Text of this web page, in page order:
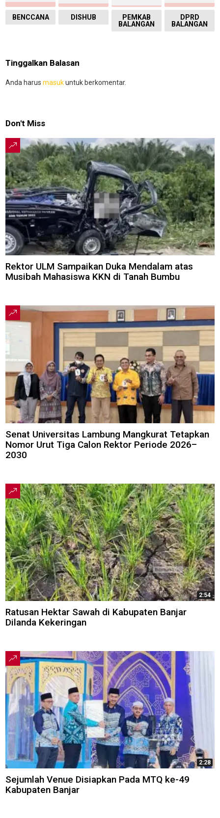
BENCCANA DISHUB
PEMKAB
BALANGAN
DPRD
BALANGAN
Tinggalkan Balasan
Anda harus masukuntuk berkomentar.
Don't Miss
Rektor ULM Sampaikan Duka Mendalam atas
Musibah Mahasiswa KKN di Tanah Bumbu
Senat Universitas Lambung Mangkurat Tetapkan
Nomor Urut Tiga Calon Rektor Periode 2026–
2030
2:54
Ratusan Hektar Sawah di Kabupaten Banjar
Dilanda Kekeringan
2:28
Sejumlah Venue Disiapkan Pada MTQ ke-49
Kabupaten Banjar